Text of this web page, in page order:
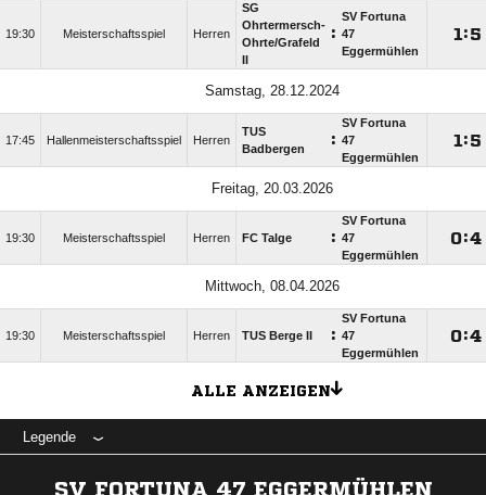
19:30 Meisterschaftsspiel Herren
SG
Ohrtermersch-
Ohrte/​Grafeld
:
SV Fortuna
47
Eggermühlen
:
Samstag, 28.12.2024
17:45 Hallenmeisterschaftsspiel Herren
TUS
Badbergen
:
SV Fortuna
47
Eggermühlen
:
Freitag, 20.03.2026
19:30 Meisterschaftsspiel Herren FC Talge :
SV Fortuna
47
Eggermühlen
:
Mittwoch, 08.04.2026
19:30 Meisterschaftsspiel Herren TUS Berge II :
SV Fortuna
47
Eggermühlen
:
ALLE ANZEIGEN
Legende